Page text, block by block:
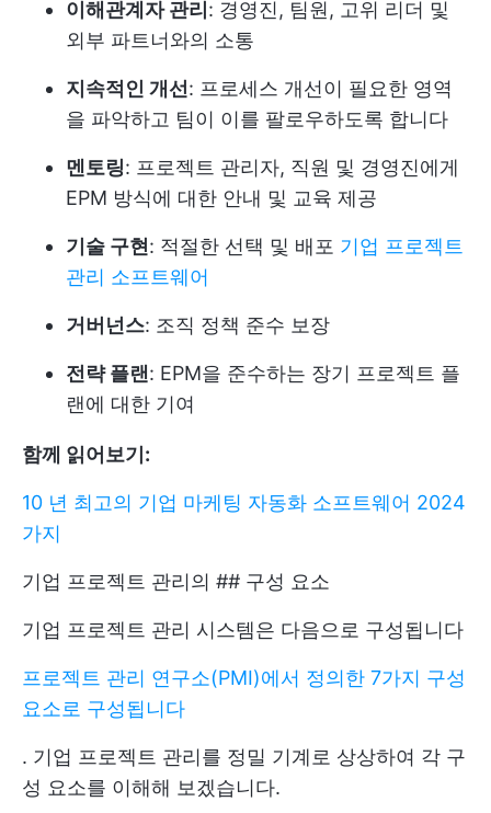
이해관계자 관리 : 경영진, 팀원, 고위 리더 및
외부 파트너와의 소통
지속적인 개선 : 프로세스 개선이 필요한 영역
을 파악하고 팀이 이를 팔로우하도록 합니다
멘토링: 프로젝트 관리자, 직원 및 경영진에게
EPM 방식에 대한 안내 및 교육 제공
기술 구현 : 적절한 선택 및 배포 기업 프로젝트
관리 소프트웨어
거버넌스: 조직 정책 준수 보장
전략 플랜 : EPM을 준수하는 장기 프로젝트 플
랜에 대한 기여
함께 읽어보기:
10 년 최고의 기업 마케팅 자동화 소프트웨어 2024
가지
기업 프로젝트 관리의 ## 구성 요소
기업 프로젝트 관리 시스템은 다음으로 구성됩니다
프로젝트 관리 연구소(PMI)에서 정의한 7가지 구성
요소로 구성됩니다
. 기업 프로젝트 관리를 정밀 기계로 상상하여 각 구
성 요소를 이해해 보겠습니다.